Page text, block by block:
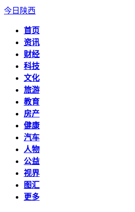
今日陕西
首页
资讯
财经
科技
文化
旅游
教育
房产
健康
汽车
人物
公益
视界
图汇
更多